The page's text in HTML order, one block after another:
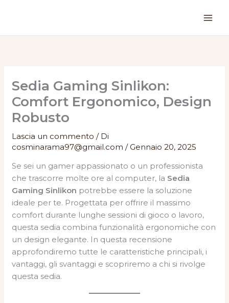
Sedia Gaming Sinlikon:
Comfort Ergonomico, Design
Robusto
Lascia un commento / Di
cosminarama97@gmail.com/Gennaio 20, 2025
Se sei un gamer appassionato o un professionista
che trascorre molte ore al computer, la Sedia
Gaming Sinlikon potrebbe essere la soluzione
ideale per te. Progettata per offrire il massimo
comfort durante lunghe sessioni di gioco o lavoro,
questa sedia combina funzionalità ergonomiche con
un design elegante. In questa recensione
approfondiremo tutte le caratteristiche principali, i
vantaggi, gli svantaggi e scopriremo a chi si rivolge
questa sedia.